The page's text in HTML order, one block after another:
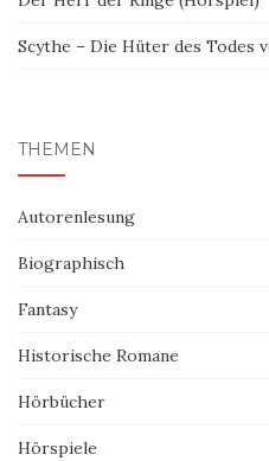
Scythe – Die Hüter des Todes
THEMEN
Autorenlesung
Biographisch
Fantasy
Historische Romane
Hörbücher
Hörspiele